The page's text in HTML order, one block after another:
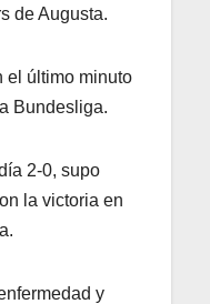
de Augusta.
el último minuto
Bundesliga.
2-0, supo
la victoria en
y